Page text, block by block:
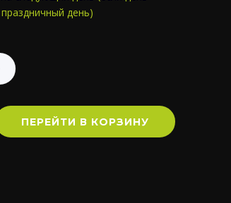
день)
ПЕРЕЙТИ В КОРЗИНУ